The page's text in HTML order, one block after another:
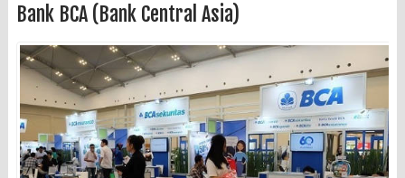
Bank BCA (Bank Central Asia)